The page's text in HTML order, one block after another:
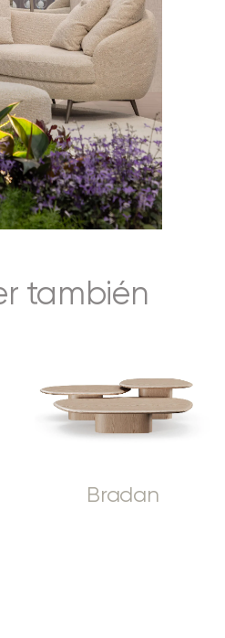
también
Bradan